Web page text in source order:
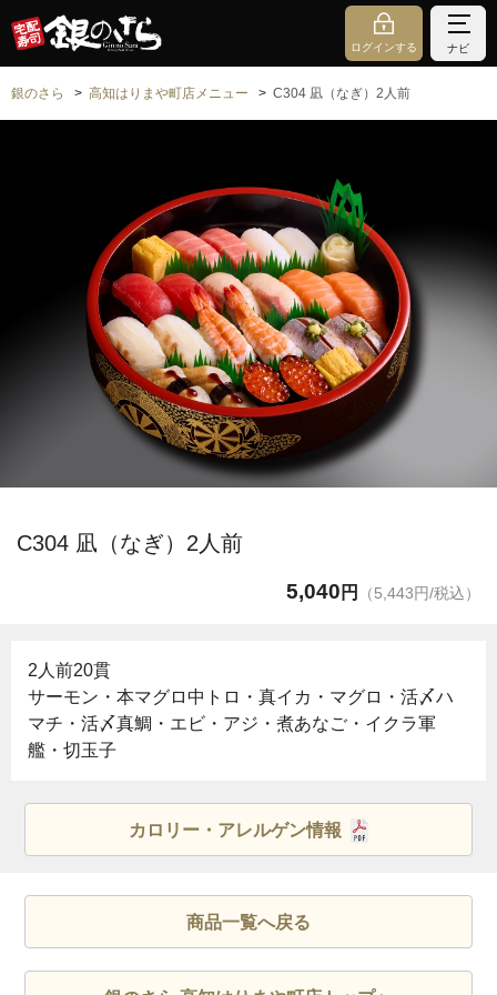
ログインする ナビ
銀のさら 高知はりまや町店メニュー C304 凪（なぎ）2人前
C304 凪（なぎ）2人前
5,040 円 （5,443円/税込）
2人前20貫
サーモン・本マグロ中トロ・真イカ・マグロ・活〆ハ
マチ・活〆真鯛・エビ・アジ・煮あなご・イクラ軍
艦・切玉子
カロリー・アレルゲン情報
商品一覧へ戻る